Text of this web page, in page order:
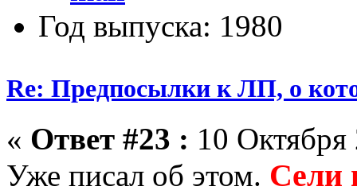
Год выпуска: 1980
Re: Предпосылки к ЛП, о
« Ответ #23 : 10
Уже писал об этом. Сели